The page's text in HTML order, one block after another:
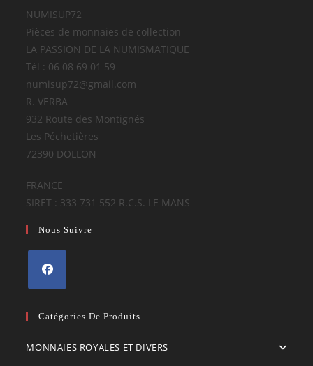
NUMISUP72
Pièces de monnaies de collection
LA PASSION DE LA NUMISMATIQUE
Tél : 06 08 69 01 59
numisup72@gmail.com
R. VERBA
932 Route des Montignés
Les Péchetières
72390 DOLLON
FRANCE
SIRET : 333 731 552 R.C.S. LE MANS
Nous Suivre
dans
nouvel
Catégories De Produits
MONNAIES ROYALES ET DIVERS